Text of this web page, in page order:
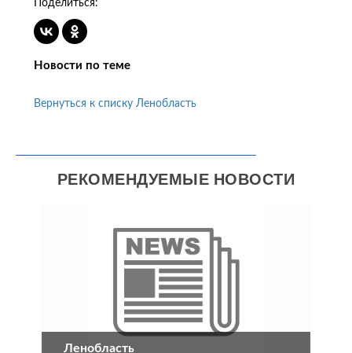
Поделиться:
Новости по теме
Вернуться к списку Ленобласть
РЕКОМЕНДУЕМЫЕ НОВОСТИ
Ленобласть